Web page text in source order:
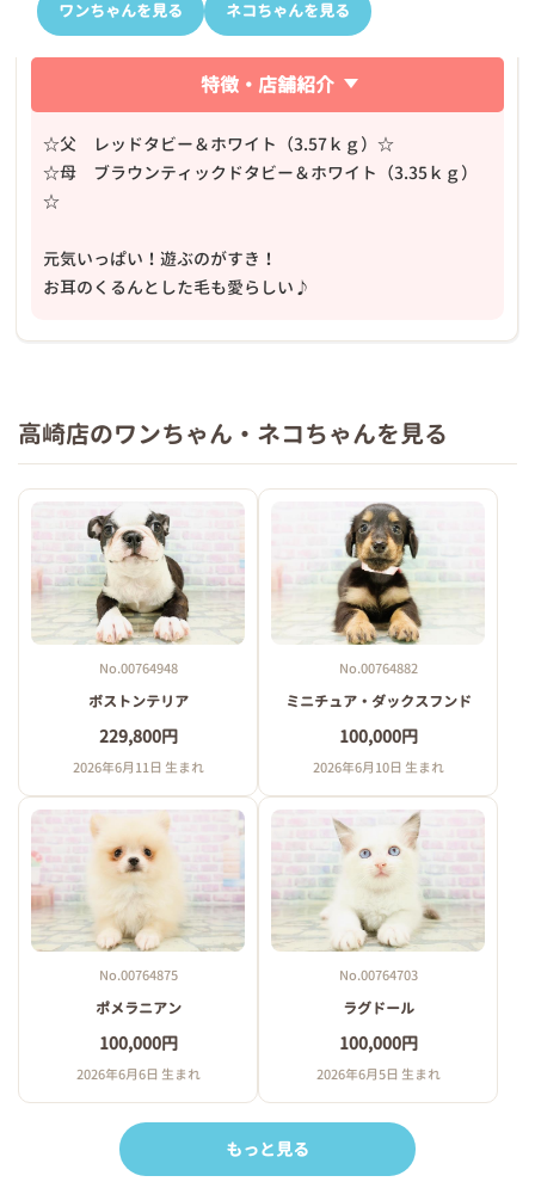
ワンちゃんを見る ネコちゃんを見る
特徴・店舗紹介
☆父 レッドタビー＆ホワイト（3.57ｋｇ）☆
☆母 ブラウンティックドタビー＆ホワイト（3.35ｋｇ）
☆
元気いっぱい！遊ぶのがすき！
お耳のくるんとした毛も愛らしい♪
高崎店のワンちゃん・ネコちゃんを見る
No.00764948
ボストンテリア
229,800円
2026年6月11日 生まれ
No.00764882
ミニチュア・ダックスフンド
100,000円
2026年6月10日 生まれ
No.00764875
ポメラニアン
100,000円
2026年6月6日 生まれ
No.00764703
ラグドール
100,000円
2026年6月5日 生まれ
もっと見る